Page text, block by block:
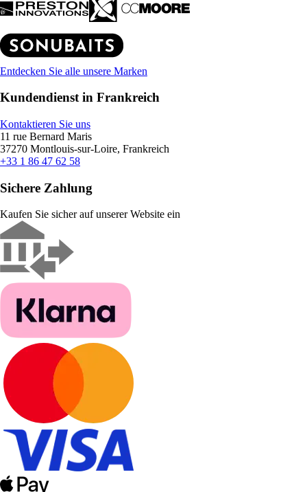
Entdecken Sie alle unsere Marken
Kundendienst in Frankreich
Kontaktieren Sie uns
11 rue Bernard Maris
37270 Montlouis-sur-Loire, Frankreich
+33 1 86 47 62 58
Sichere Zahlung
Kaufen Sie sicher auf unserer Website ein